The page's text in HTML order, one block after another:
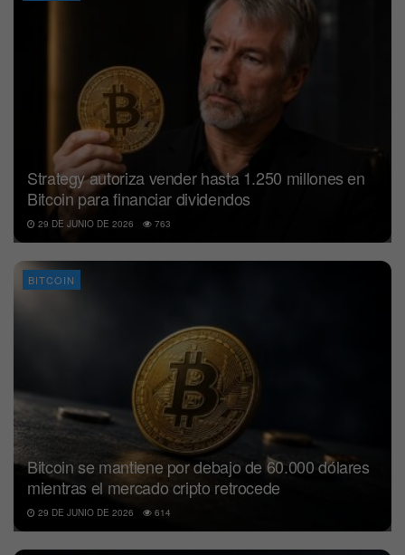
Strategy autoriza vender hasta 1.250 millones en
Bitcoin para financiar dividendos
29 DE JUNIO DE 2026 763
BITCOIN
Bitcoin se mantiene por debajo de 60.000 dólares
mientras el mercado cripto retrocede
29 DE JUNIO DE 2026 614